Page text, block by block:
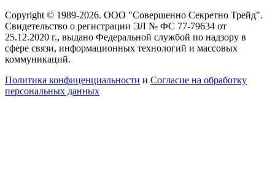
Copyright © 1989-2026. ООО "Совершенно Секретно Трейд".
Свидетельство о регистрации ЭЛ № ФС 77-79634 от
25.12.2020 г., выдано Федеральной службой по надзору в
сфере связи, информационных технологий и массовых
коммуникаций.
Политика конфиценциальности и Согласие на обработку
персональных данных